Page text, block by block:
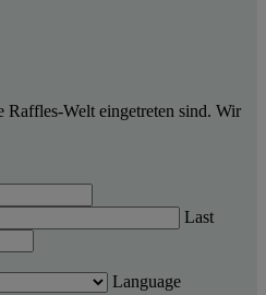
Raffles-Welt eingetreten sind. Wir
Last
Language